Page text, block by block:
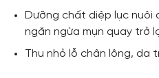
Dưỡng chất diệp lục nuôi
ngăn ngừa mụn quay trở
Thu nhỏ lỗ chân lông, da